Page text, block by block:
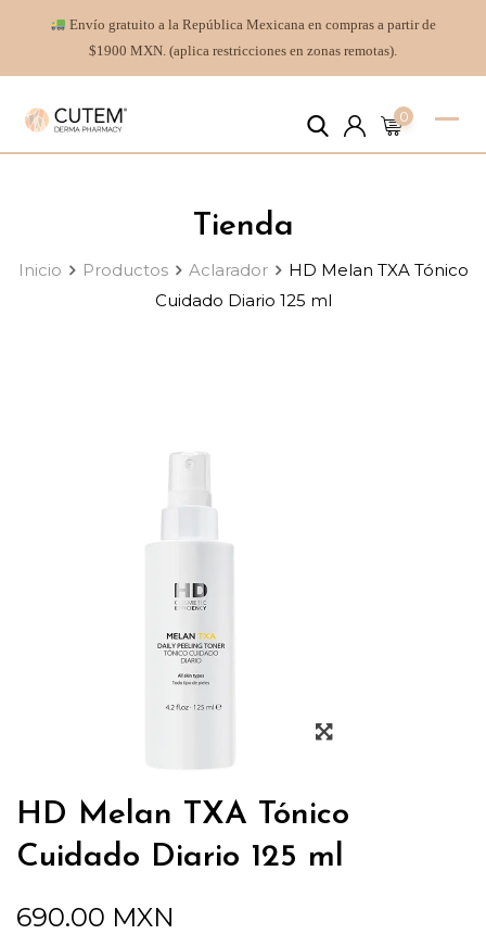
Envío gratuito a la República Mexicana en compras a partir de
$1900 MXN. (aplica restricciones en zonas remotas).
0
Tienda
Inicio Productos Aclarador
HD Melan TXA Tónico
Cuidado Diario 125 ml
HD Melan TXA Tónico
Cuidado Diario 125 ml
690.00 MXN